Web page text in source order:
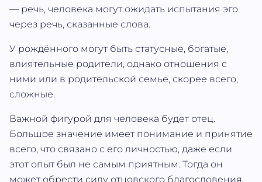
— речь, человека могут ожидать испытания эго
через речь, сказанные слова.
У рождённого могут быть статусные, богатые,
влиятельные родители, однако отношения с
ними или в родительской семье, скорее всего,
сложные.
Важной фигурой для человека будет отец.
Большое значение имеет понимание и принятие
всего, что связано с его личностью, даже если
этот опыт был не самым приятным. Тогда он
может обрести силу отцовского благословения.